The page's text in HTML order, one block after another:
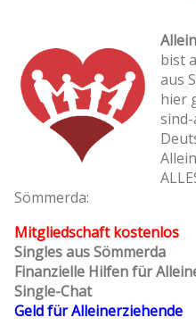
bist
aus
hier
Sömmerda:
Mitgliedschaft kostenlos
Singles aus Sömmerda
Finanzielle Hilfen für
Single-Chat
Geld für Alleinerziehende